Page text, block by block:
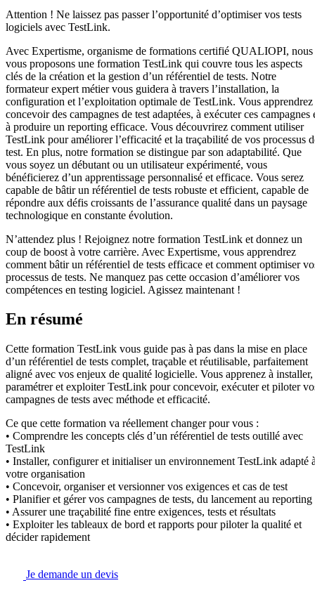
Attention ! Ne laissez pas passer l’opportunité d’optimiser vos tests
logiciels avec TestLink.
Avec Expertisme, organisme de formations certifié QUALIOPI, nous
vous proposons une formation TestLink qui couvre tous les aspects
clés de la création et la gestion d’un référentiel de tests. Notre
formateur expert métier vous guidera à travers l’installation, la
configuration et l’exploitation optimale de TestLink. Vous apprendrez
concevoir des campagnes de test adaptées, à exécuter ces campagnes
à produire un reporting efficace. Vous découvrirez comment utiliser
TestLink pour améliorer l’efficacité et la traçabilité de vos processus
test. En plus, notre formation se distingue par son adaptabilité. Que
vous soyez un débutant ou un utilisateur expérimenté, vous
bénéficierez d’un apprentissage personnalisé et efficace. Vous serez
capable de bâtir un référentiel de tests robuste et efficient, capable de
répondre aux défis croissants de l’assurance qualité dans un paysage
technologique en constante évolution.
N’attendez plus ! Rejoignez notre formation TestLink et donnez un
coup de boost à votre carrière. Avec Expertisme, vous apprendrez
comment bâtir un référentiel de tests efficace et comment optimiser
processus de tests. Ne manquez pas cette occasion d’améliorer vos
compétences en testing logiciel. Agissez maintenant !
En résumé
Cette formation TestLink vous guide pas à pas dans la mise en place
d’un référentiel de tests complet, traçable et réutilisable, parfaitement
aligné avec vos enjeux de qualité logicielle. Vous apprenez à installer,
paramétrer et exploiter TestLink pour concevoir, exécuter et piloter
campagnes de tests avec méthode et efficacité.
Ce que cette formation va réellement changer pour vous :
• Comprendre les concepts clés d’un référentiel de tests outillé avec
TestLink
• Installer, configurer et initialiser un environnement TestLink adapté
votre organisation
• Concevoir, organiser et versionner vos exigences et cas de test
• Planifier et gérer vos campagnes de tests, du lancement au reporting
• Assurer une traçabilité fine entre exigences, tests et résultats
• Exploiter les tableaux de bord et rapports pour piloter la qualité et
décider rapidement
Je demande un devis